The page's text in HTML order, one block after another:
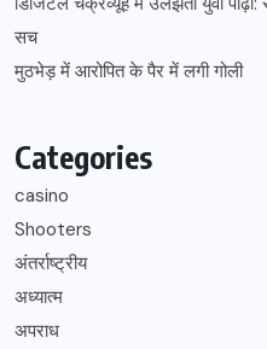
सच
मुठभेड़ में आरोपित के पैर में लगी गोली
Categories
casino
Shooters
अंतर्राष्ट्रीय
अध्यात्म
अपराध